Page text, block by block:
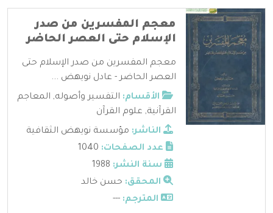
معجم المفسرين من صدر
الإسلام حتى العصر الحاضر
معجم المفسرين من صدر الإسلام حتى
العصر الحاضر - عادل نويهض ...
الأقسام: التفسير وأصوله, المعاجم
القرآنية, علوم القرآن
الناشر: مؤسسة نويهض الثقافية
عدد الصفحات:
سنة النشر:
المحقق: حسن خالد
المترجم: ---